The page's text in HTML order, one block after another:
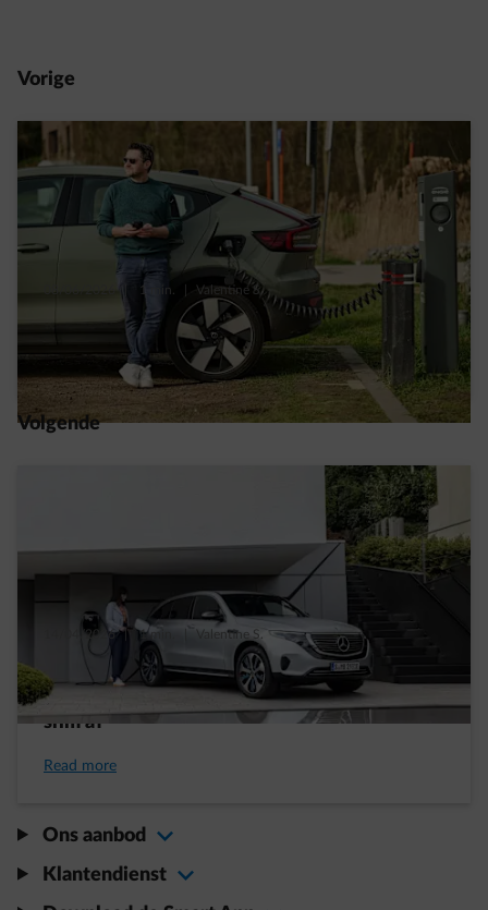
Vorige
1 min. Valentine S.
Hoe laad ik op aan publieke laadpunten?
Read more
Volgende
14/04/2026 | 1 min. Valentine S.
Laad jij je elektrische auto thuis op? Vermijd
dan pieken en wees het capaciteitstarief te
slim af
Read more
Ons aanbod
Klantendienst